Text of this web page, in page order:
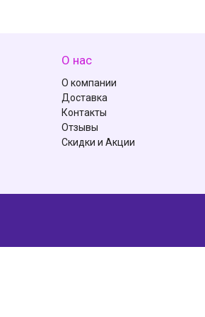
О нас
О компании
Доставка
Контакты
Отзывы
Скидки и Акции